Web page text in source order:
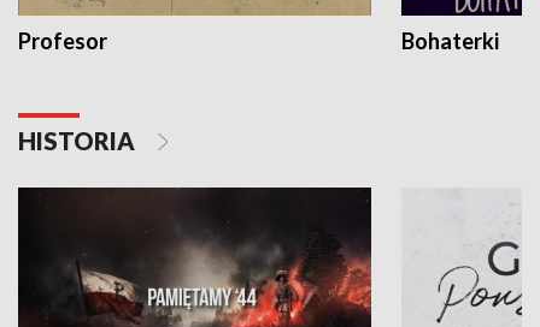
Profesor Bohaterki
HISTORIA